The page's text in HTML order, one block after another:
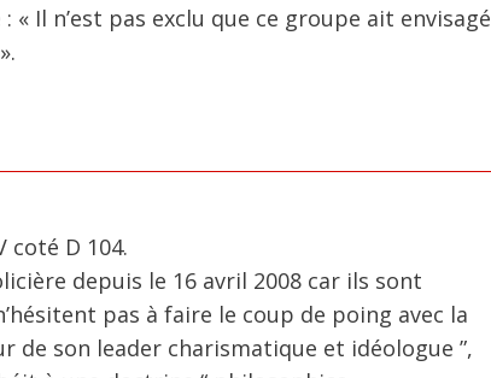
Il n’est pas exclu que ce groupe ait envisagé
coté D 104.
depuis le 16 avril 2008 car ils sont
pas à faire le coup de poing avec la
de son leader charismatique et idéologue ”,